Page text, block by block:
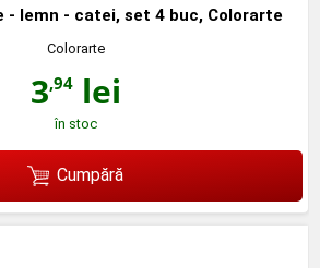
- lemn - catei, set 4 buc, Colorarte
Colorarte
3,94lei
în stoc
Cumpără